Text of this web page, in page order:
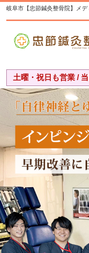
岐阜市【忠節鍼灸整骨院】メ
土曜・祝日も営業 /